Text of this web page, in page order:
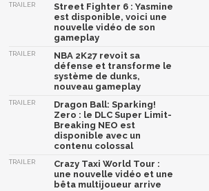
TRAILER
Street Fighter 6 : Yasmine
est disponible, voici une
nouvelle vidéo de son
gameplay
TRAILER
NBA 2K27 revoit sa
défense et transforme le
système de dunks,
nouveau gameplay
TRAILER
Dragon Ball: Sparking!
Zero : le DLC Super Limit-
Breaking NEO est
disponible avec un
contenu colossal
TRAILER
Crazy Taxi World Tour :
une nouvelle vidéo et une
bêta multijoueur arrive